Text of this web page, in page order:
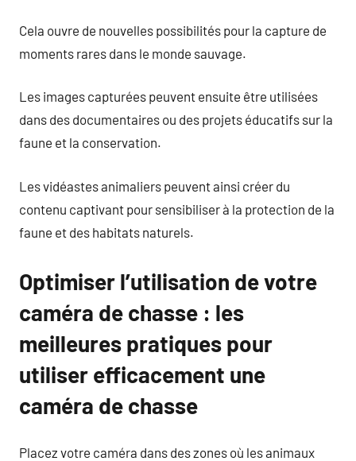
Cela ouvre de nouvelles possibilités pour la capture de
moments rares dans le monde sauvage.
Les images capturées peuvent ensuite être utilisées
dans des documentaires ou des projets éducatifs sur la
faune et la conservation.
Les vidéastes animaliers peuvent ainsi créer du
contenu captivant pour sensibiliser à la protection de la
faune et des habitats naturels.
Optimiser l’utilisation de votre
caméra de chasse : les
meilleures pratiques pour
utiliser efficacement une
caméra de chasse
Placez votre caméra dans des zones où les animaux